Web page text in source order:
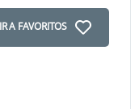
A FAVORITOS